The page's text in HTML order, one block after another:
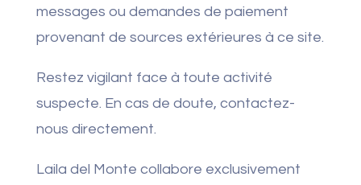
messages ou demandes de paiement
provenant de sources extérieures à ce site.
Restez vigilant face à toute activité
suspecte. En cas de doute, contactez-
nous directement.
Laila del Monte collabore exclusivement